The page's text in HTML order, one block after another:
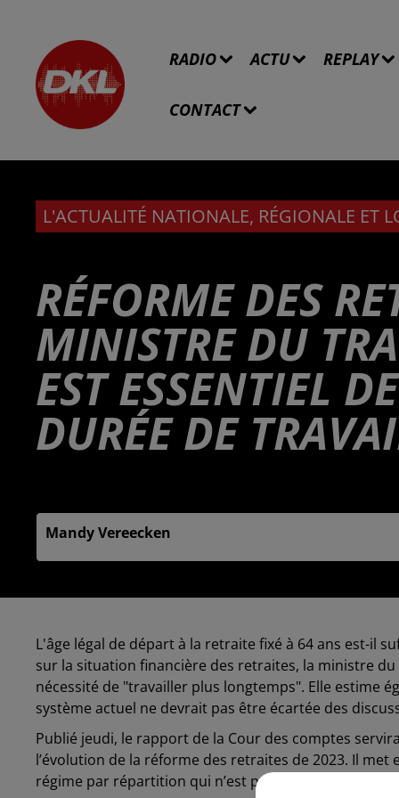
RADIO ACTU REPLAY
CONTACT
L'ACTUALITÉ NATIONALE, RÉGIONALE ET
RÉFORME DES
MINISTRE DU
EST ESSENTIEL
DURÉE DE
Mandy Vereecken
L'âge légal de départ à la retraite fixé à 64 ans est-il
sur la situation financière des retraites, la ministre
nécessité de "travailler plus longtemps". Elle estime
système actuel ne devrait pas être écartée des
Publié jeudi, le rapport de la Cour des comptes
l’évolution de la réforme des retraites de 2023. Il
régime par répartition qui n’est pas équilibré ne peut